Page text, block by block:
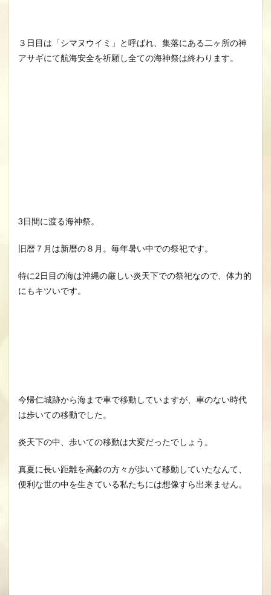
３日目は「シマヌウイミ」と呼ばれ、集落にある二ヶ所の神
アサギにて航海安全を祈願し全ての海神祭は終わります。
3日間に渡る海神祭。
旧暦７月は新暦の８月。毎年暑い中での祭祀です。
特に2日目の海は沖縄の厳しい炎天下での祭祀なので、体力的
にもキツいです。
今帰仁城跡から海まで車で移動していますが、車のない時代
は歩いての移動でした。
炎天下の中、歩いての移動は大変だったでしょう。
真夏に長い距離を高齢の方々が歩いて移動していたなんて、
便利な世の中を生きている私たちには想像すら出来ません。